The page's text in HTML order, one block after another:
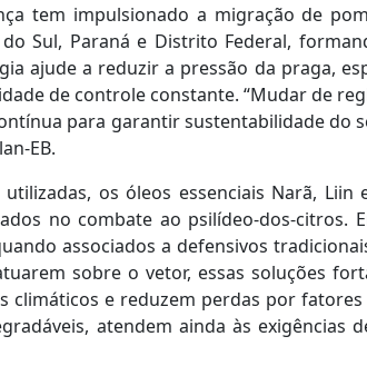
tem impulsionado a migração de
Sul, Paraná e Distrito Federal,
ajude a reduzir a pressão da praga,
de controle constante. “Mudar de
para garantir sustentabilidade do
EB.
os óleos essenciais Narã, Liin
no combate ao psilídeo-dos-citros.
associados a defensivos
sobre o vetor, essas soluções
climáticos e reduzem perdas por
atendem ainda às exigências